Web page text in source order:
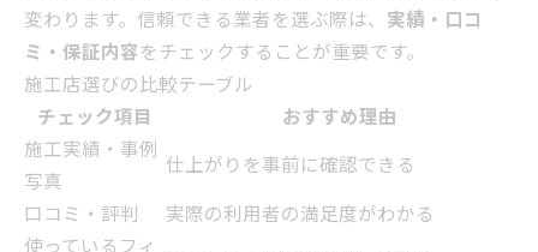
変わります。信頼できる業者を選ぶ際は、 実績・口コ
ミ・保証内容をチェックすることが重要です。
施工店選びの比較テーブル
チェック項目
おすすめ理由
施工実績・事例
写真
仕上がりを事前に確認できる
口コミ・評判
実際の利用者の満足度がわかる